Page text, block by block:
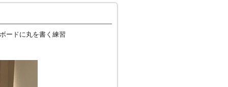
ードに丸を書く練習